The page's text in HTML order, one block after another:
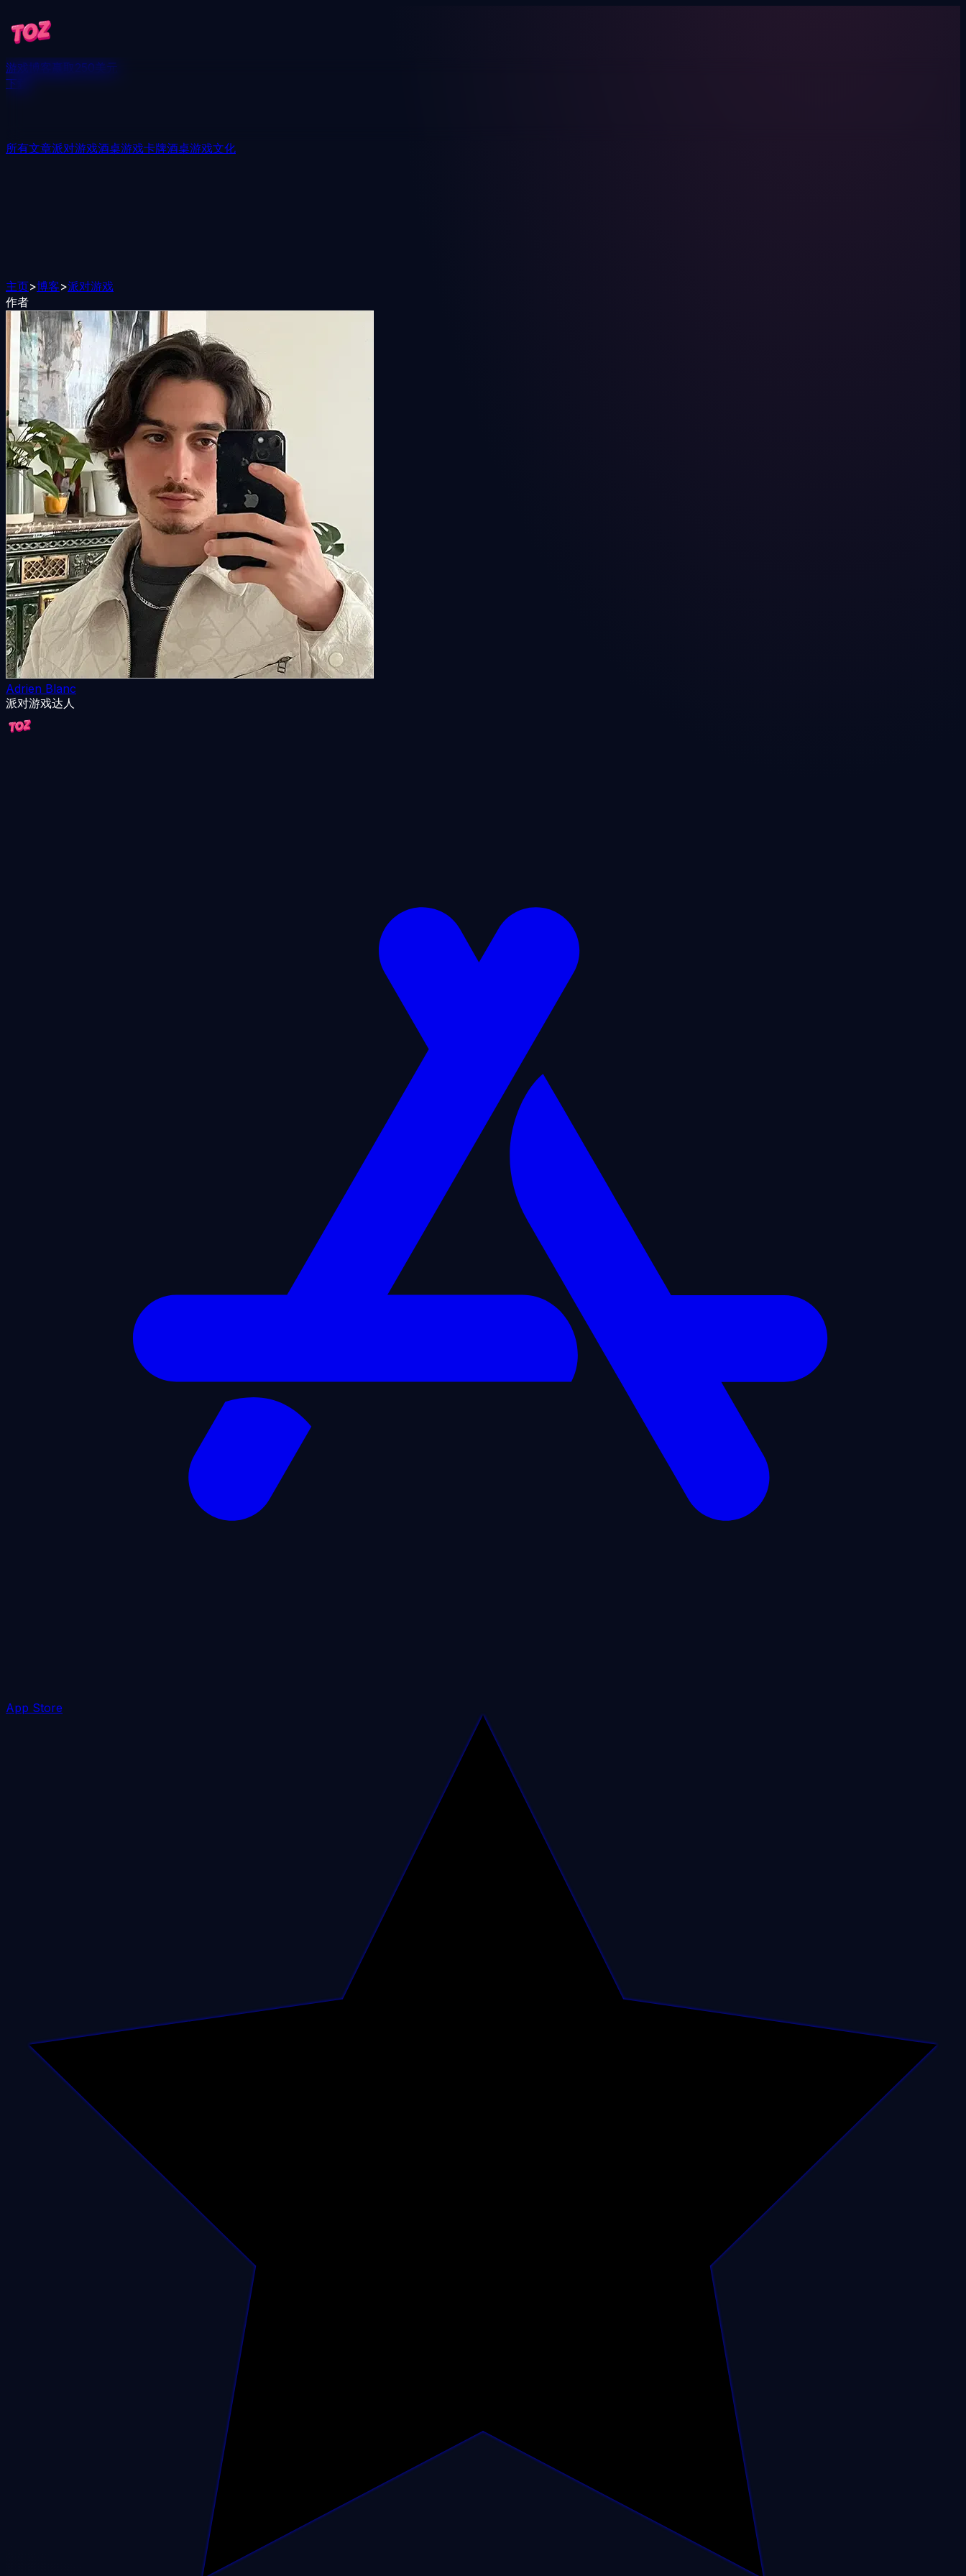
游戏博客赢取250美元
下载
所有文章派对游戏酒桌游戏卡牌酒桌游戏文化
主页>博客>派对游戏
作者
Adrien Blanc
派对游戏达人
App Store